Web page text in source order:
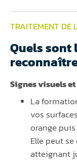
TRAITEMENT DE
Quels sont
Signes visuels
La
vos
orange
Elle peut
atteignant